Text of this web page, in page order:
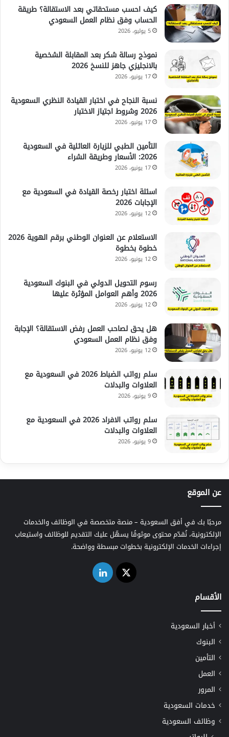
كيف احسب مستحقاتي بعد الاستقالة؟ طريقة
الحساب وفق نظام العمل السعودي
5 يوليو، 2026
نموذج رسالة شكر بعد المقابلة الشخصية
بالانجليزي جاهز للنسخ 2026
17 يونيو، 2026
نسبة النجاح في اختبار القيادة النظري السعودية
2026 وشروط اجتياز الاختبار
17 يونيو، 2026
التأمين الطبي للزيارة العائلية في السعودية
2026: الأسعار وطريقة الشراء
17 يونيو، 2026
اسئلة اختبار رخصة القيادة في السعودية مع
الإجابات 2026
12 يونيو، 2026
الاستعلام عن العنوان الوطني برقم الهوية 2026
خطوة بخطوة
12 يونيو، 2026
رسوم التحويل الدولي في البنوك السعودية
2026 وأهم العوامل المؤثرة عليها
12 يونيو، 2026
هل يحق لصاحب العمل رفض الاستقالة؟ الإجابة
وفق نظام العمل السعودي
12 يونيو، 2026
سلم رواتب الضباط 2026 في السعودية مع
العلاوات والبدلات
9 يونيو، 2026
سلم رواتب الافراد 2026 في السعودية مع
العلاوات والبدلات
9 يونيو، 2026
عن الموقع
مرحبًا بك في أفق السعودية – منصة متخصصة في الوظائف والخدمات
الإلكترونية، نُقدّم محتوى موثوقًا يسهّل عليك التقديم للوظائف واستيعاب
إجراءات الخدمات الإلكترونية بخطوات مبسطة وواضحة.
‫X لينكدإن
الأقسام
أخبار السعودية
البنوك
التأمين
العمل
المرور
خدمات السعودية
وظائف السعودية